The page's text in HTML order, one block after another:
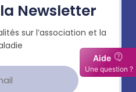
Newsletter
sur l’association et la